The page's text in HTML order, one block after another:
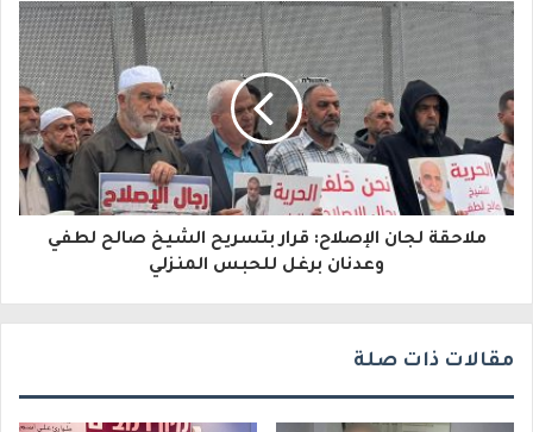
ل
ك
ت
ر
و
ملاحقة لجان الإصلاح: قرار بتسريح الشيخ صالح لطفي
وعدنان برغل للحبس المنزلي
مقالات ذات صلة